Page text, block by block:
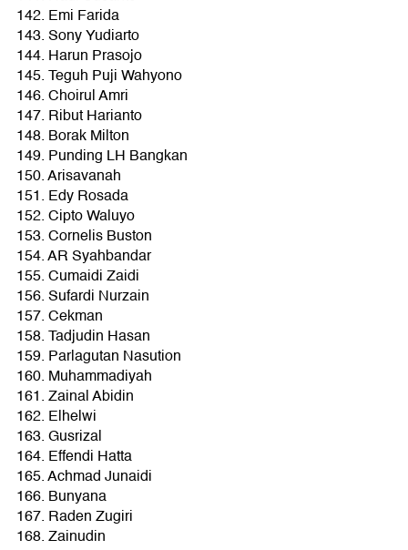
142. Emi Farida
143. Sony Yudiarto
144. Harun Prasojo
145. Teguh Puji Wahyono
146. Choirul Amri
147. Ribut Harianto
148. Borak Milton
149. Punding LH Bangkan
150. Arisavanah
151. Edy Rosada
152. Cipto Waluyo
153. Cornelis Buston
154. AR Syahbandar
155. Cumaidi Zaidi
156. Sufardi Nurzain
157. Cekman
158. Tadjudin Hasan
159. Parlagutan Nasution
160. Muhammadiyah
161. Zainal Abidin
162. Elhelwi
163. Gusrizal
164. Effendi Hatta
165. Achmad Junaidi
166. Bunyana
167. Raden Zugiri
168. Zainudin